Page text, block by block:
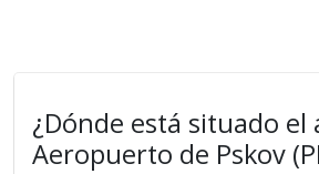
¿Dónde está situado
Aeropuerto de Pskov